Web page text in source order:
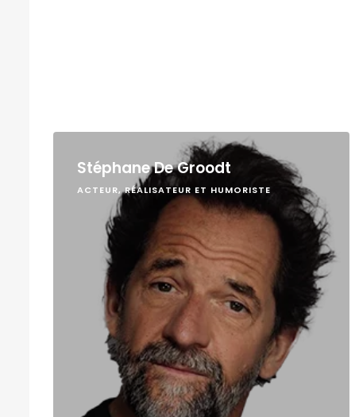
Stéphane De Groodt
ACTEUR, RÉALISATEUR ET HUMORISTE